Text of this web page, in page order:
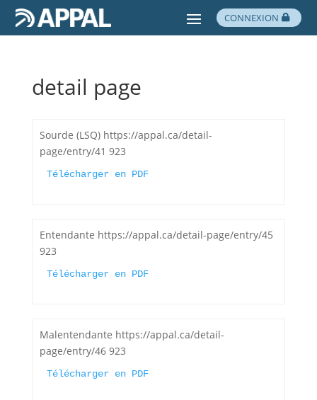
CONNEXION
detail page
Sourde (LSQ) https://appal.ca/detail-
page/entry/41 923
Télécharger en PDF
Entendante https://appal.ca/detail-page/entry/45
923
Télécharger en PDF
Malentendante https://appal.ca/detail-
page/entry/46 923
Télécharger en PDF